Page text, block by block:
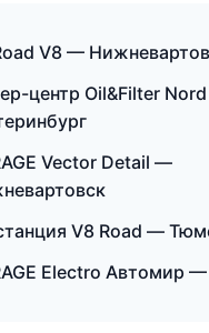
V8 —
центр Oil&Filter
Vector Detail —
V8 Road —
Electro Автомир